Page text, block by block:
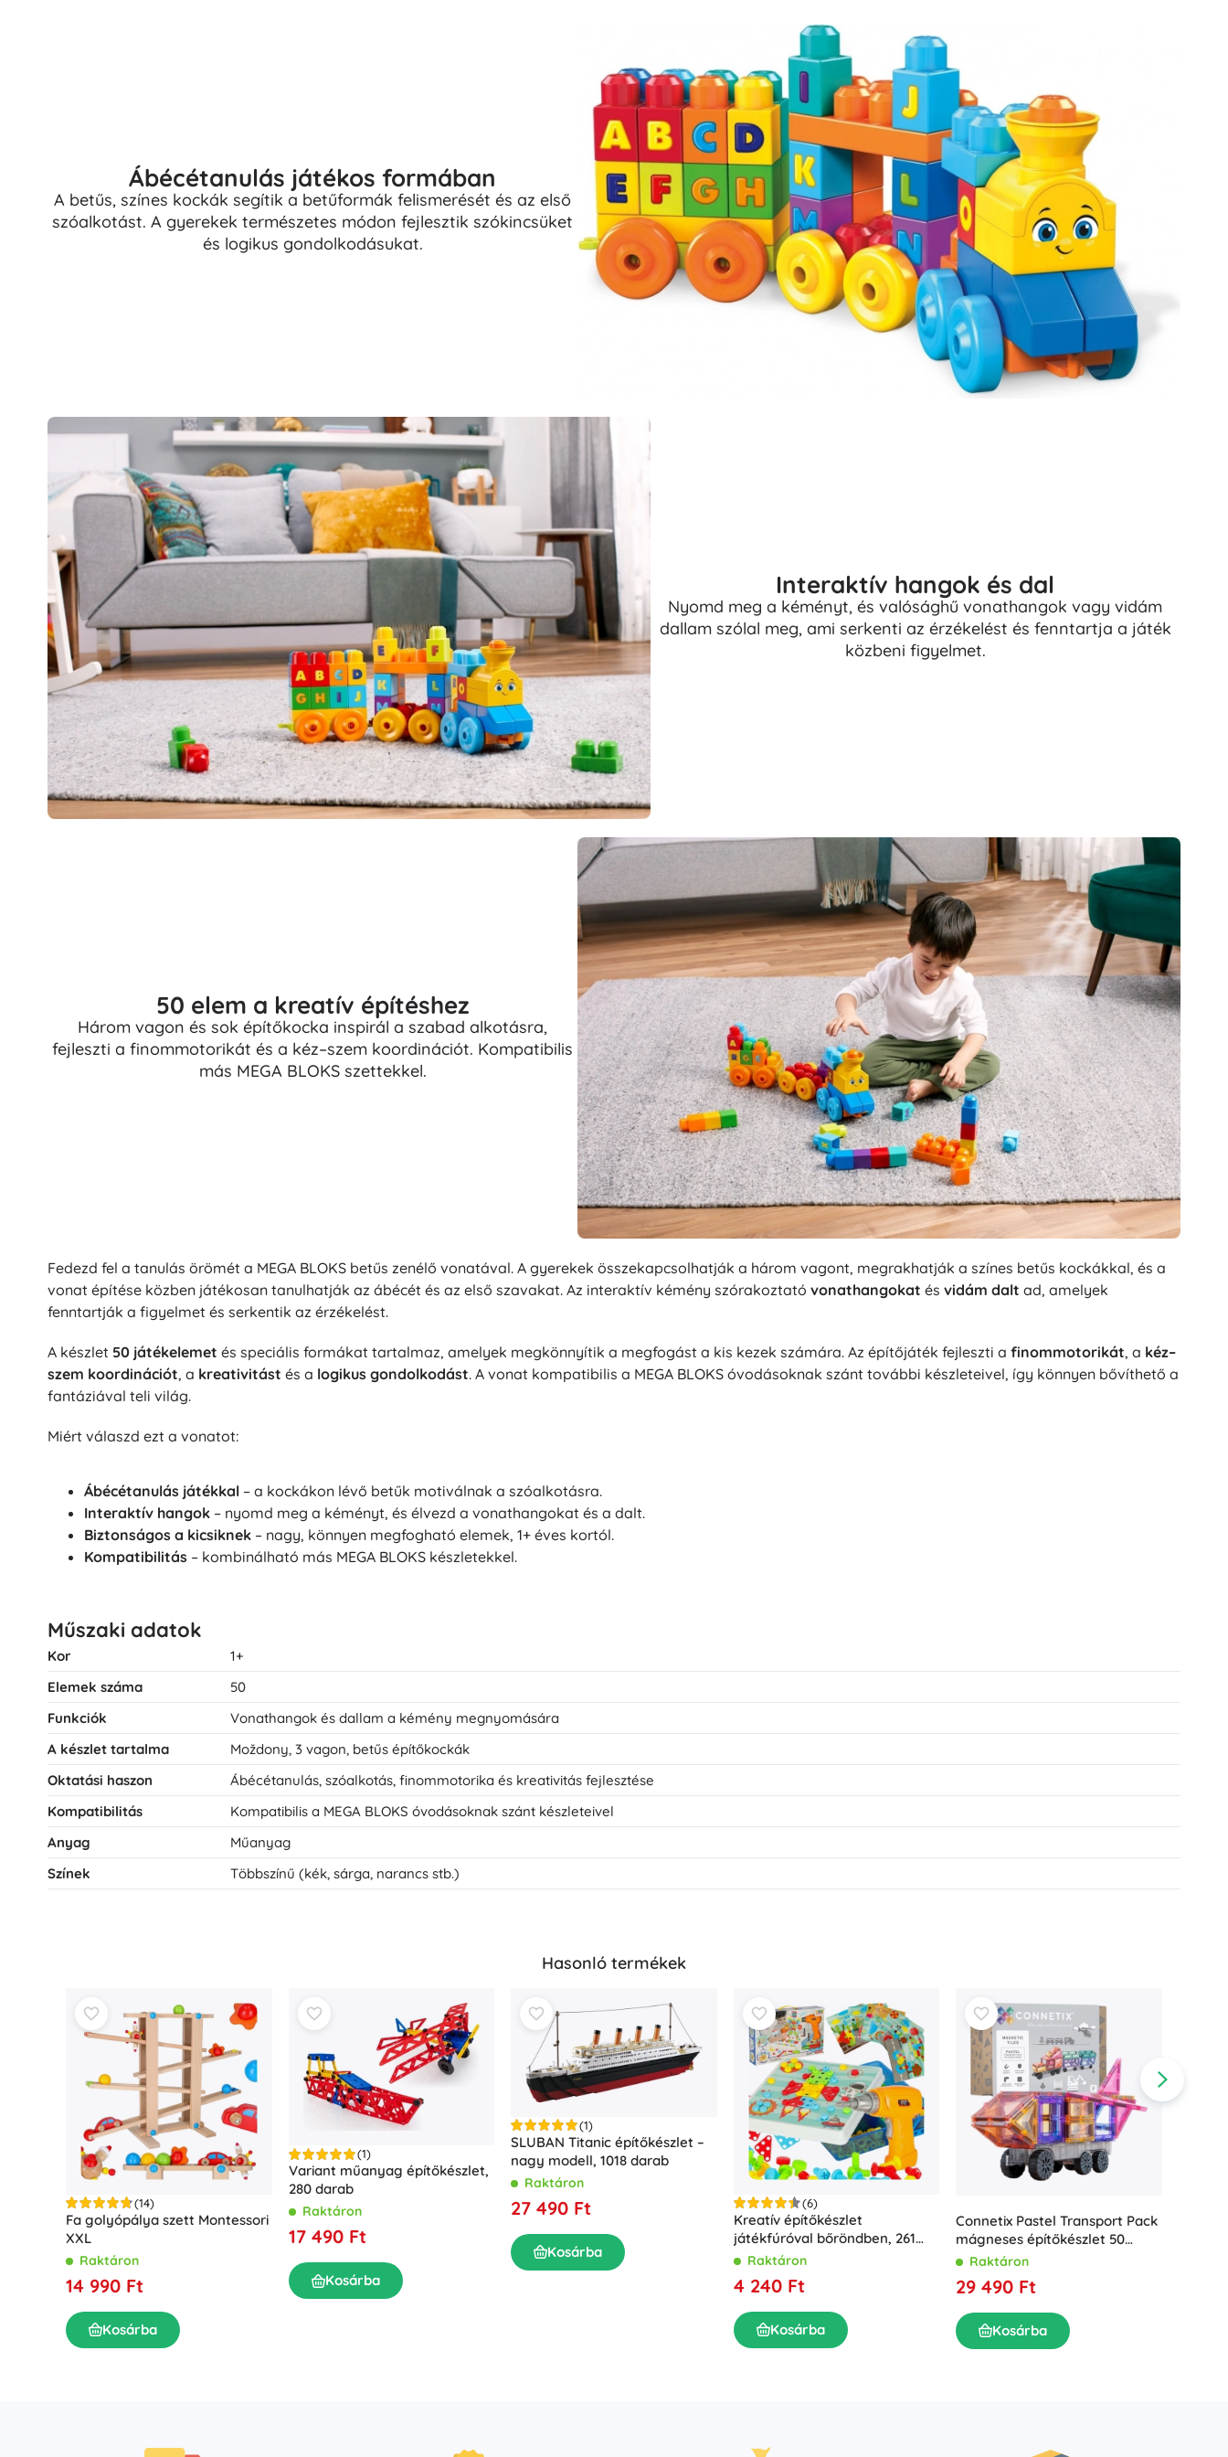
Ábécétanulás játékos formában
A betűs, színes kockák segítik a betűformák felismerését és az első
szóalkotást. A gyerekek természetes módon fejlesztik szókincsüket
és logikus gondolkodásukat.
Interaktív hangok és dal
Nyomd meg a kéményt, és valósághű vonathangok vagy vidám
dallam szólal meg, ami serkenti az érzékelést és fenntartja a játék
közbeni figyelmet.
50 elem a kreatív építéshez
Három vagon és sok építőkocka inspirál a szabad alkotásra,
fejleszti a finommotorikát és a kéz–szem koordinációt. Kompatibilis
más MEGA BLOKS szettekkel.
Fedezd fel a tanulás örömét a MEGA BLOKS betűs zenélő vonatával. A gyerekek összekapcsolhatják a három vagont, megrakhatják a színes betűs kockákkal, és a
vonat építése közben játékosan tanulhatják az ábécét és az első szavakat. Az interaktív kémény szórakoztató vonathangokat és vidám dalt ad, amelyek
fenntartják a figyelmet és serkentik az érzékelést.
A készlet 50 játékelemet és speciális formákat tartalmaz, amelyek megkönnyítik a megfogást a kis kezek számára. Az építőjáték fejleszti a finommotorikát, a kéz–
szem koordinációt, a kreativitást és a logikus gondolkodást. A vonat kompatibilis a MEGA BLOKS óvodásoknak szánt további készleteivel, így könnyen bővíthető a
fantáziával teli világ.
Miért válaszd ezt a vonatot:
Ábécétanulás játékkal – a kockákon lévő betűk motiválnak a szóalkotásra.
Interaktív hangok – nyomd meg a kéményt, és élvezd a vonathangokat és a dalt.
Biztonságos a kicsiknek – nagy, könnyen megfogható elemek, 1+ éves kortól.
Kompatibilitás – kombinálható más MEGA BLOKS készletekkel.
Műszaki adatok
Kor
1+
Elemek száma
50
Funkciók
Vonathangok és dallam a kémény megnyomására
A készlet tartalma
Moždony, 3 vagon, betűs építőkockák
Oktatási haszon
Ábécétanulás, szóalkotás, finommotorika és kreativitás fejlesztése
Kompatibilitás
Kompatibilis a MEGA BLOKS óvodásoknak szánt készleteivel
Anyag
Műanyag
Színek
Többszínű (kék, sárga, narancs stb.)
Hasonló termékek
(14)
Fa golyópálya szett Montessori
XXL
Raktáron
14 990 Ft
Kosárba
(1)
Variant műanyag építőkészlet,
280 darab
Raktáron
17 490 Ft
Kosárba
(1)
SLUBAN Titanic építőkészlet –
nagy modell, 1018 darab
Raktáron
27 490 Ft
Kosárba
(6)
Kreatív építőkészlet
játékfúróval bőröndben, 261
darab
Raktáron
4 240 Ft
Kosárba
Connetix Pastel Transport Pack
mágneses építőkészlet 50
darab
Raktáron
29 490 Ft
Kosárba